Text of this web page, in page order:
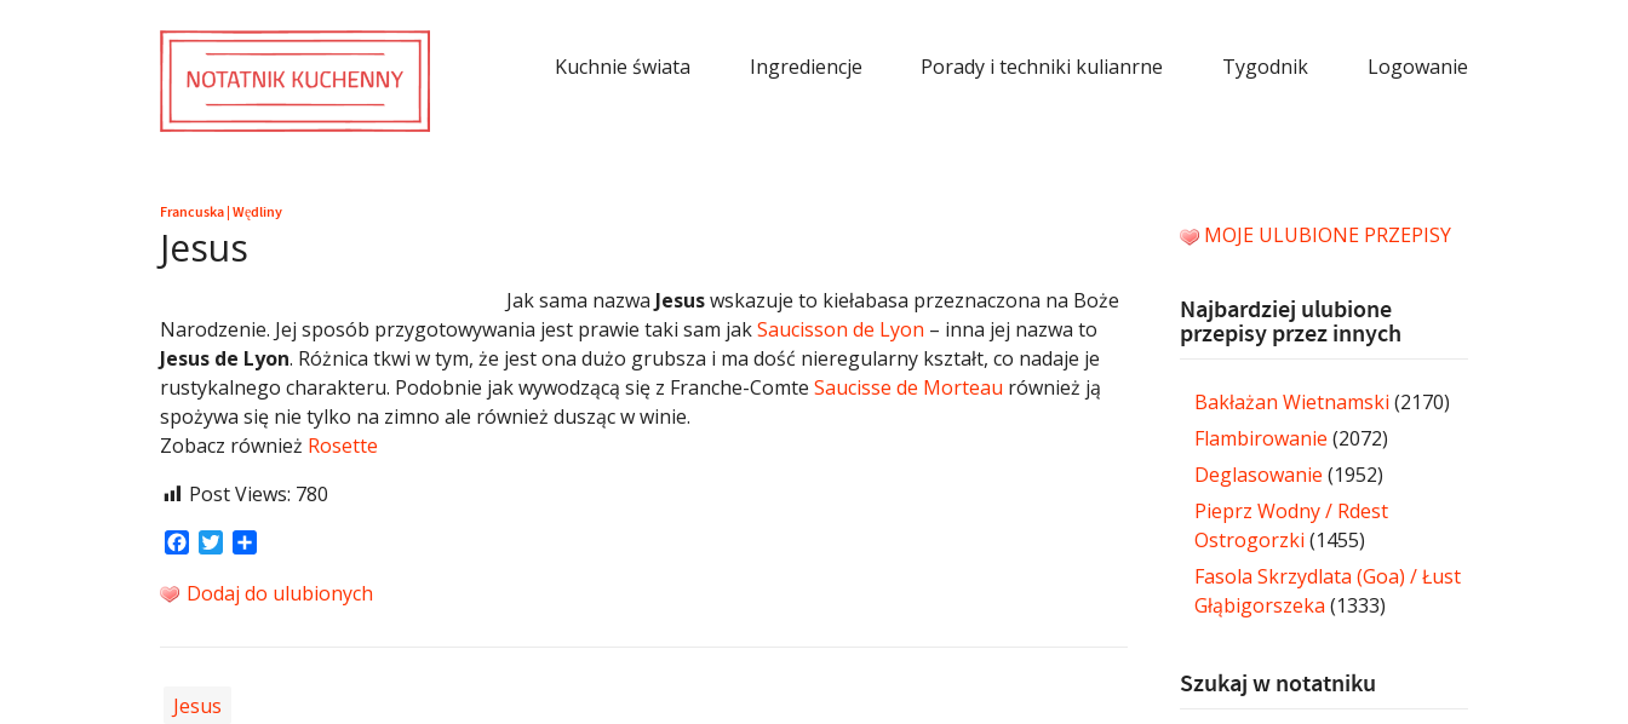
Kuchnie świata Ingrediencje Porady i techniki kulianrne Tygodnik Logowanie
Francuska|Wędliny
Jesus
Jak sama nazwa Jesuswskazuje to kiełabasa przeznaczona na Boże
Narodzenie. Jej sposób przygotowywania jest prawie taki sam jakSaucisson de Lyon – inna jej nazwa to
Jesus de Lyon. Różnica tkwi w tym, że jest ona dużo grubsza i ma dość nieregularny kształt, co nadaje je
rustykalnego charakteru. Podobnie jak wywodzącą się z Franche-Comte Saucisse de Morteau również ją
spożywa się nie tylko na zimno ale również dusząc w winie.
Zobacz również Rosette
Post Views: 780
Facebook
Twitter
Dodaj do ulubionych
Jesus
MOJE ULUBIONE PRZEPISY
Najbardziej ulubione
przepisy przez innych
Bakłażan Wietnamski (2170)
Flambirowanie (2072)
Deglasowanie (1952)
Pieprz Wodny / Rdest
Ostrogorzki (1455)
Fasola Skrzydlata (Goa) / Łust
Głąbigorszeka (1333)
Szukaj w notatniku